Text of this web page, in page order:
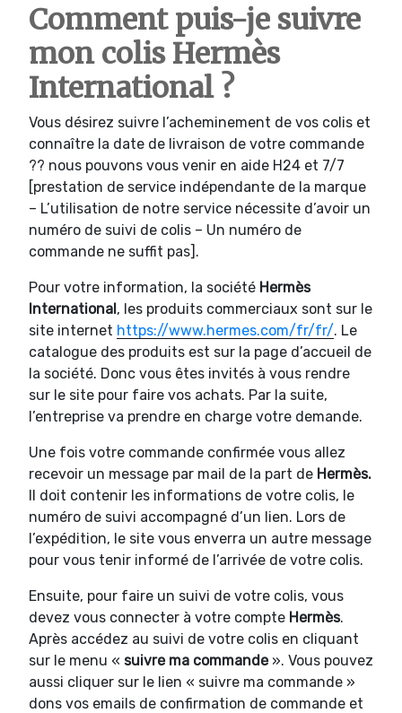
Comment puis-je suivre
mon colis Hermès
International ?
Vous désirez suivre l’acheminement de vos colis et
connaître la date de livraison de votre commande
?? nous pouvons vous venir en aide H24 et 7/7
[prestation de service indépendante de la marque
– L’utilisation de notre service nécessite d’avoir un
numéro de suivi de colis – Un numéro de
commande ne suffit pas].
Pour votre information, la société Hermès
International, les produits commerciaux sont sur le
site internet https://www.hermes.com/fr/fr/. Le
catalogue des produits est sur la page d’accueil de
la société. Donc vous êtes invités à vous rendre
sur le site pour faire vos achats. Par la suite,
l’entreprise va prendre en charge votre demande.
Une fois votre commande confirmée vous allez
recevoir un message par mail de la part de Hermès.
Il doit contenir les informations de votre colis, le
numéro de suivi accompagné d’un lien. Lors de
l’expédition, le site vous enverra un autre message
pour vous tenir informé de l’arrivée de votre colis.
Ensuite, pour faire un suivi de votre colis, vous
devez vous connecter à votre compte Hermès.
Après accédez au suivi de votre colis en cliquant
sur le menu « suivre ma commande». Vous pouvez
aussi cliquer sur le lien « suivre ma commande »
dons vos emails de confirmation de commande et